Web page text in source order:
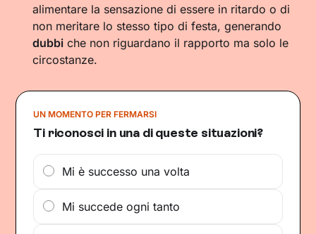
alimentare la sensazione di essere in ritardo o di
non meritare lo stesso tipo di festa, generando
dubbi che non riguardano il rapporto ma solo le
circostanze.
UN MOMENTO PER FERMARSI
Ti riconosci in una di queste situazioni?
Mi è successo una volta
Mi succede ogni tanto